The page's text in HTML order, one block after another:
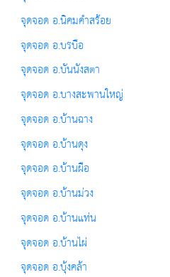
จุดจอด อ.นิคมคำสร้อย
จุดจอด อ.บรบือ
จุดจอด อ.บันนังสตา
จุดจอด อ.บางสะพานใหญ่
จุดจอด อ.บ้านฉาง
จุดจอด อ.บ้านดุง
จุดจอด อ.บ้านผือ
จุดจอด อ.บ้านม่วง
จุดจอด อ.บ้านแท่น
จุดจอด อ.บ้านไผ่
จุดจอด อ.บุ้งคล้า